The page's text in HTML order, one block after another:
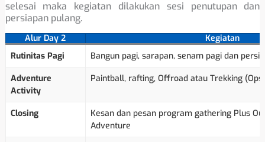
selesai maka kegiatan dilakukan sesi penutupan dan
persiapan pulang.
Alur Day 2
Kegiatan
Rutinitas Pagi
Bangun pagi, sarapan, senam pagi dan
Adventure
Activity
Paintball, rafting, Offroad atau Trekking
Closing
Kesan dan pesan program gathering Plus
Adventure